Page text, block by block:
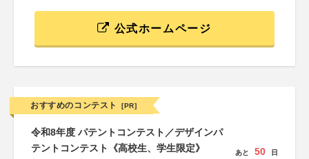
公式ホームページ
おすすめのコンテスト [PR]
令和8年度 パテントコンテスト／デザインパ
テントコンテスト《高校生、学生限定》
あと 50 日